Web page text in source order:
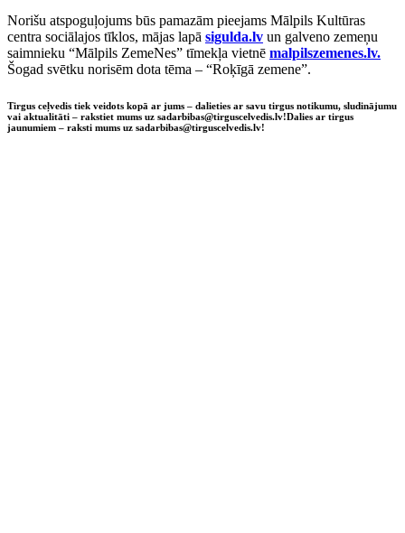
Norišu atspoguļojums būs pamazām pieejams Mālpils Kultūras
centra sociālajos tīklos, mājas lapā sigulda.lv un galveno zemeņu
saimnieku “Mālpils ZemeNes” tīmekļa vietnē malpilszemenes.lv.
Šogad svētku norisēm dota tēma – “Roķīgā zemene”.
Tirgus ceļvedis tiek veidots kopā ar jums – dalieties ar savu tirgus notikumu, sludinājumu
vai aktualitāti – rakstiet mums uz sadarbibas@tirguscelvedis.lv!Dalies ar tirgus
jaunumiem – raksti mums uz sadarbibas@tirguscelvedis.lv!